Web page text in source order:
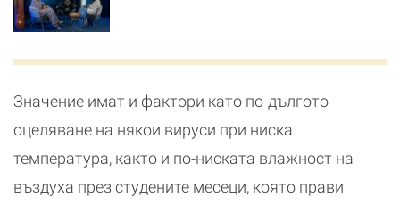
Значение имат и фактори като по-дългото
оцеляване на някои вируси при ниска
температура, както и по-ниската влажност на
въздуха през студените месеци, която прави